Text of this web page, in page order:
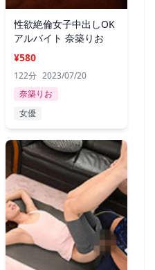
性欲絶倫女子中出しOK
アルバイト 奈築りお
¥580
122分 2023/07/20
奈築りお
女優